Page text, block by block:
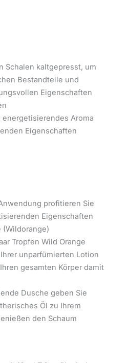
Schalen kaltgepresst, um
Bestandteile und
Eigenschaften
Aroma
Eigenschaften
profitieren Sie
Eigenschaften
(Wildorange)
Tropfen Wild Orange
unparfümierten Lotion
gesamten Körper damit
Dusche geben Sie
Öl zu Ihrem
den Schaum